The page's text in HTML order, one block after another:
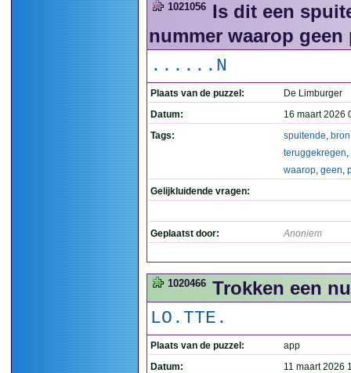
1021056 Is dit een
nummer waarop
......N
Plaats van de puzzel:
De Limburger
Datum:
16 maart 2026
Tags:
spuitende, bron
teruggekregen,
waarop, geen,
Gelijkluidende vragen:
Geplaatst door: Anoniem
1020466 Trokken een
LO.TTE.
Plaats van de puzzel:
app
Datum:
11 maart 2026